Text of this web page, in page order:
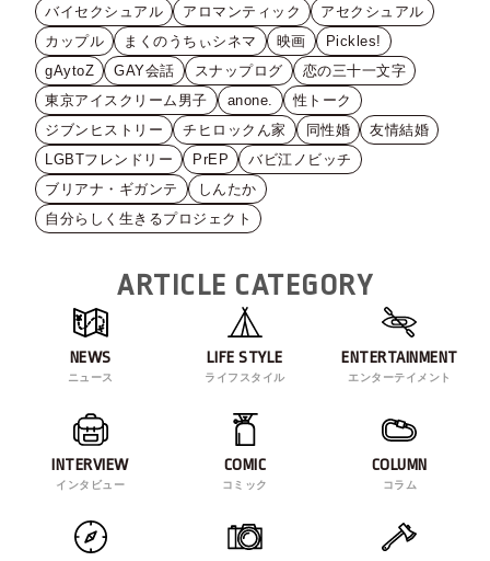
バイセクシュアル
アロマンティック
アセクシュアル
カップル
まくのうちぃシネマ 映画
Pickles!
gAytoZ
GAY会話 スナップログ
恋の三十一文字
東京アイスクリーム男子
anone.
性トーク
ジブンヒストリー
チヒロックん家 同性婚
友情結婚
LGBTフレンドリー
PrEP
バビ江ノビッチ
ブリアナ・ギガンテ
しんたか
自分らしく生きるプロジェクト
ARTICLE CATEGORY
NEWS
ニュース
LIFE STYLE
ライフスタイル
ENTERTAINMENT
エンターテイメント
INTERVIEW
インタビュー
COMIC
コミック
COLUMN
コラム